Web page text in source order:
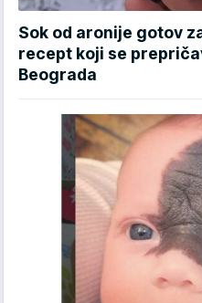
Sok od aronije gotov
recept koji se
Beograda